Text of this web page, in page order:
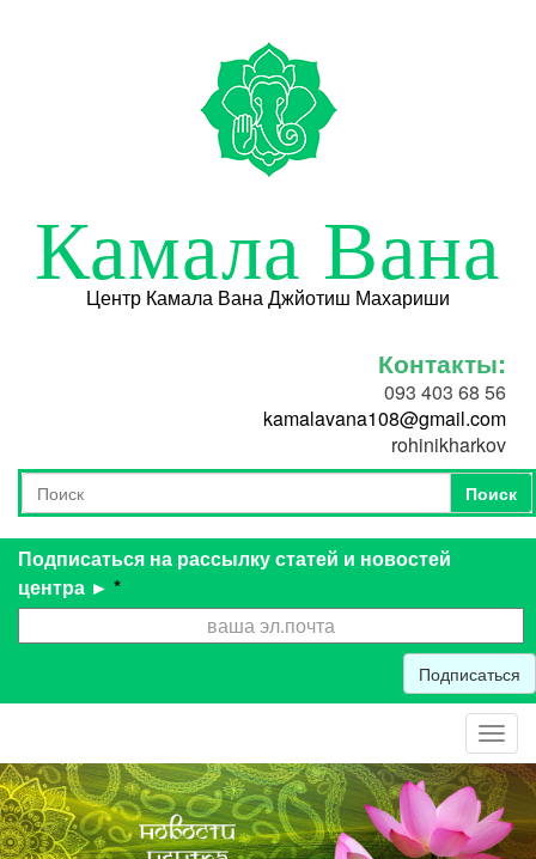
Камала Вана
Центр Камала Вана Джйотиш Махариши
Контакты:
093 403 68 56
kamalavana108@gmail.com
rohinikharkov
Форма поиска
Поиск
Поиск
Подписаться на рассылку статей и новостей
центра ► *
Подписаться